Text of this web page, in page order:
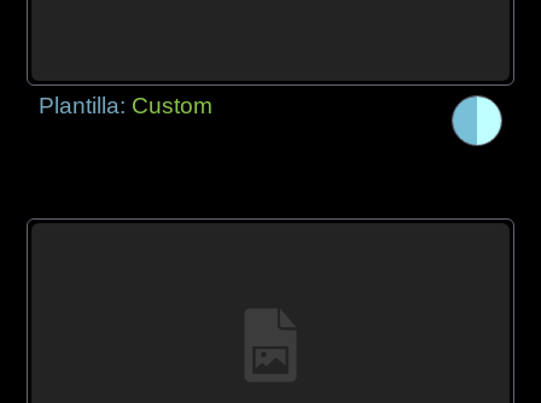
Plantilla: Custom